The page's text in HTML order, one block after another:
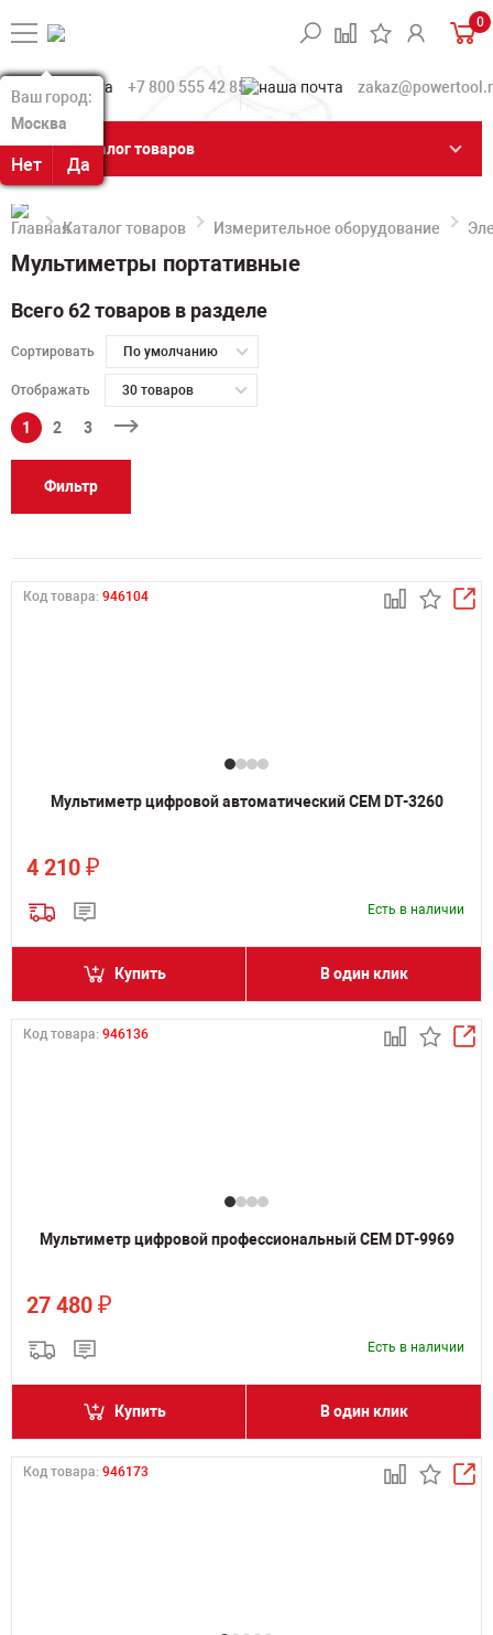
Ваш город:
Москва
Нет Да
Ваш город:
Москва
Нет Да
0
+7 800 555 42 85
Каталог товаров
Каталог товаров Измерительное оборудование
Мультиметры портативные
Всего 62 товаров в разделе
Сортировать По умолчанию
Отображать 30 товаров
1 2 3
Фильтр
Код товара: 946104
Мультиметр цифровой автоматический CEM DT-3260
4 210 ₽
Есть в наличии
Купить В один клик
Код товара: 946136
Мультиметр цифровой профессиональный CEM DT-9969
27 480 ₽
Есть в наличии
Купить В один клик
Код товара: 946173